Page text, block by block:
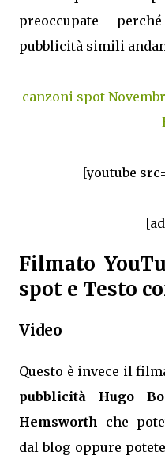
preoccupate
pubblicità simili
canzoni spot
[youtube
Filmato
spot e Testo
Video
Questo è invece il
pubblicità Hugo
Hemsworth che
dal blog oppure